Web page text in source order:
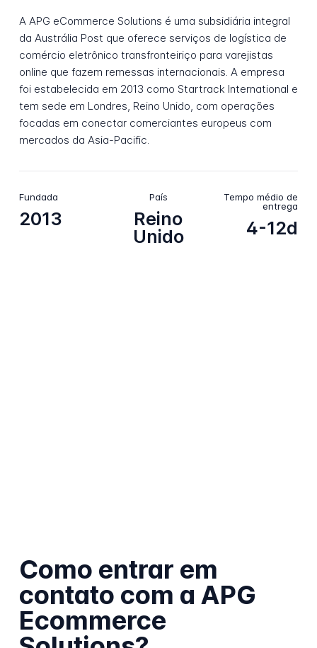
A APG eCommerce Solutions é uma subsidiária integral
da Austrália Post que oferece serviços de logística de
comércio eletrônico transfronteiriço para varejistas
online que fazem remessas internacionais. A empresa
foi estabelecida em 2013 como Startrack International e
tem sede em Londres, Reino Unido, com operações
focadas em conectar comerciantes europeus com
mercados da Asia-Pacific.
Fundada
2013
País
Reino
Unido
Tempo médio de
entrega
4-12d
Como entrar em
contato com a APG
Ecommerce